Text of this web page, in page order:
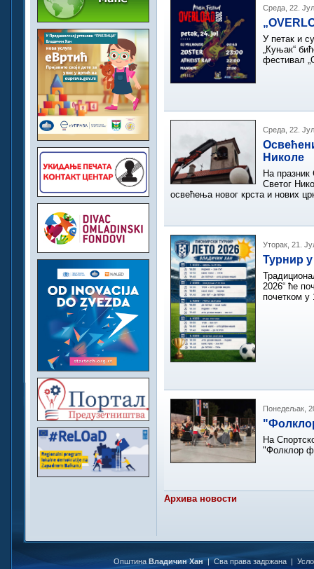
Среда, 22.
У петак и
„Куњак“
фестивал
Среда, 22.
Николе
На празник
Светог
освећења новог крста и нових
Уторак, 21.
Турнир
2026“ ће
почетком у
Понедељак,
На
"Фолклор
Архива новости
Општина Владичин Хан| Сва права задржана |